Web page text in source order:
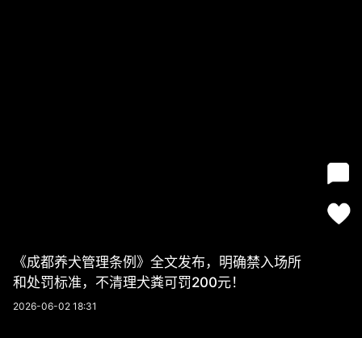
《成都养犬管理条例》全文发布，明确禁入场所
和处罚标准，不清理犬粪可罚200元！
2026-06-02 18:31